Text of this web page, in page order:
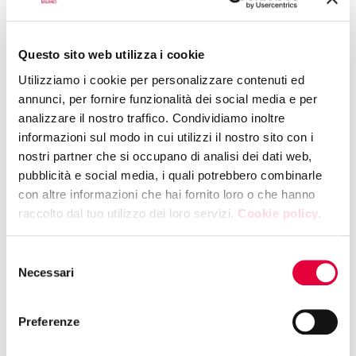
Questo sito web utilizza i cookie
Utilizziamo i cookie per personalizzare contenuti ed
annunci, per fornire funzionalità dei social media e per
analizzare il nostro traffico. Condividiamo inoltre
informazioni sul modo in cui utilizzi il nostro sito con i
nostri partner che si occupano di analisi dei dati web,
pubblicità e social media, i quali potrebbero combinarle
con altre informazioni che hai fornito loro o che hanno
raccolto dal tuo utilizzo dei loro servizi. Cookie policy.
delNecessari
Preferenze
grandi concorsi, come il
Campionato Giovani
Macellai di FedercarnieDates Connection, il
datteri.
Da non perdere infine la proclamazione dei vincitori
delBetter Future Award , il 9 maggio alle ore 15.00
presso Pad. 3 V01 – Z10, il riconoscimento in
collaborazione conGDOweek e MarkUpche premia
l’innovazione sostenibile presente in manifestazione.
Acquista subito online il tuo bigliettocome visitatore
professionale per non perderti nessuno di questi
25 April 2025